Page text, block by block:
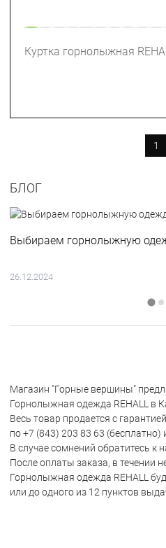
Куртка горнолыжная
1
БЛОГ
Выбираем горнолыжную
26.12.2024
Магазин "Горные вершины"
Горнолыжная одежда REHALL в
Весь товар продается с
по +7 (843) 203 83 63 (бесплатно)
В случае сомнений обратитесь к
После оплаты заказа, в течении
Горнолыжная одежда REHALL
или до одного из 12 пунктов